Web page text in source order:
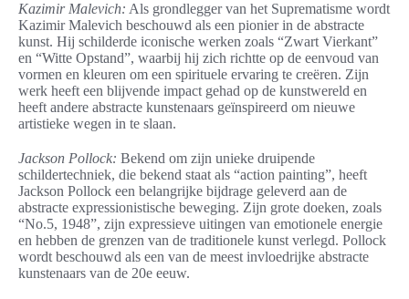
Kazimir Malevich: Als grondlegger van het Suprematisme wordt
Kazimir Malevich beschouwd als een pionier in de abstracte
kunst. Hij schilderde iconische werken zoals “Zwart Vierkant”
en “Witte Opstand”, waarbij hij zich richtte op de eenvoud van
vormen en kleuren om een spirituele ervaring te creëren. Zijn
werk heeft een blijvende impact gehad op de kunstwereld en
heeft andere abstracte kunstenaars geïnspireerd om nieuwe
artistieke wegen in te slaan.
Jackson Pollock: Bekend om zijn unieke druipende
schildertechniek, die bekend staat als “action painting”, heeft
Jackson Pollock een belangrijke bijdrage geleverd aan de
abstracte expressionistische beweging. Zijn grote doeken, zoals
“No.5, 1948”, zijn expressieve uitingen van emotionele energie
en hebben de grenzen van de traditionele kunst verlegd. Pollock
wordt beschouwd als een van de meest invloedrijke abstracte
kunstenaars van de 20e eeuw.